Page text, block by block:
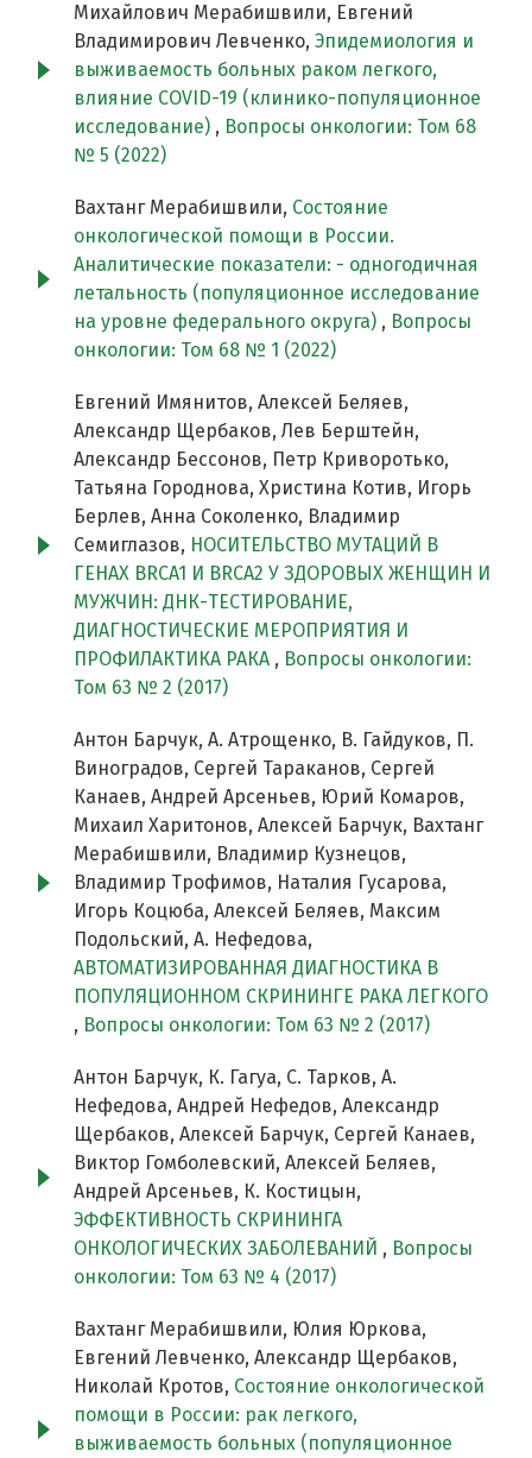
Михайлович Мерабишвили, Евгений
Владимирович Левченко, Эпидемиология и
выживаемость больных раком легкого,
влияние COVID-19 (клинико-популяционное
исследование) , Вопросы онкологии: Том 68
№ 5 (2022)
Вахтанг Мерабишвили, Состояние
онкологической помощи в России.
Аналитические показатели: - одногодичная
летальность (популяционное исследование
на уровне федерального округа) , Вопросы
онкологии: Том 68 № 1 (2022)
Евгений Имянитов, Алексей Беляев,
Александр Щербаков, Лев Берштейн,
Александр Бессонов, Петр Криворотько,
Татьяна Городнова, Христина Котив, Игорь
Берлев, Анна Соколенко, Владимир
Семиглазов, НОСИТЕЛЬСТВО МУТАЦИЙ В
ГЕНАХ BRCA1 И BRCA2 У ЗДОРОВЫХ ЖЕНЩИН И
МУЖЧИН: ДНК-ТЕСТИРОВАНИЕ,
ДИАГНОСТИЧЕСКИЕ МЕРОПРИЯТИЯ И
ПРОФИЛАКТИКА РАКА , Вопросы онкологии:
Том 63 № 2 (2017)
Антон Барчук, А. Атрощенко, В. Гайдуков, П.
Виноградов, Сергей Тараканов, Сергей
Канаев, Андрей Арсеньев, Юрий Комаров,
Михаил Харитонов, Алексей Барчук, Вахтанг
Мерабишвили, Владимир Кузнецов,
Владимир Трофимов, Наталия Гусарова,
Игорь Коцюба, Алексей Беляев, Максим
Подольский, А. Нефедова,
АВТОМАТИЗИРОВАННАЯ ДИАГНОСТИКА В
ПОПУЛЯЦИОННОМ СКРИНИНГЕ РАКА ЛЕГКОГО
, Вопросы онкологии: Том 63 № 2 (2017)
Антон Барчук, К. Гагуа, С. Тарков, А.
Нефедова, Андрей Нефедов, Александр
Щербаков, Алексей Барчук, Сергей Канаев,
Виктор Гомболевский, Алексей Беляев,
Андрей Арсеньев, К. Костицын,
ЭФФЕКТИВНОСТЬ СКРИНИНГА
ОНКОЛОГИЧЕСКИХ ЗАБОЛЕВАНИЙ , Вопросы
онкологии: Том 63 № 4 (2017)
Вахтанг Мерабишвили, Юлия Юркова,
Евгений Левченко, Александр Щербаков,
Николай Кротов, Состояние онкологической
помощи в России: рак легкого,
выживаемость больных (популяционное